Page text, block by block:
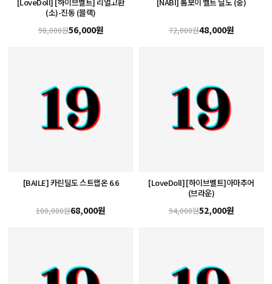
(소)-진동 (블랙)
98,000원56,000원 72,000원48,000원
[BAILE] 카린딜도 스트랩온 6.6
100,000원68,000원
[LoveDoll] [하이브벨트]아마추어
(브라운)
94,000원52,000원